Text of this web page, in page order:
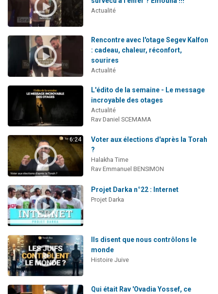
30 personnes viennent de faire un don pour Sauvez la jambe de Yohan
Il reste 49 places pour étudier en groupe sur Zoom
12 nouvelles musiques dans Torah-Box Music
Actualité
Rencontre avec l'otage Segev Kalfon
: cadeau, chaleur, réconfort,
sourires
Actualité
L'édito de la semaine - Le message
incroyable des otages
Actualité
Rav Daniel SCEMAMA
6:24
Voter aux élections d'après la Torah
?
Halakha Time
Rav Emmanuel BENSIMON
Projet Darka n°22 : Internet
Projet Darka
Ils disent que nous contrôlons le
monde
Histoire Juive
Qui était Rav 'Ovadia Yossef, ce